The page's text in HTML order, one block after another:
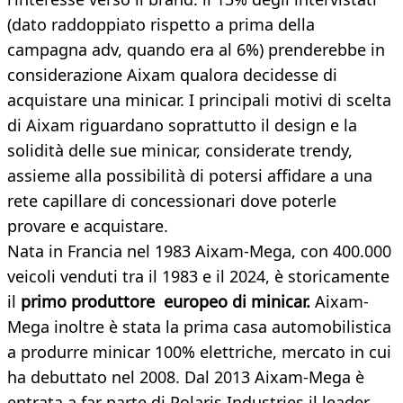
(dato raddoppiato rispetto a prima della
campagna adv, quando era al 6%) prenderebbe in
considerazione Aixam qualora decidesse di
acquistare una minicar. I principali motivi di scelta
di Aixam riguardano soprattutto il design e la
solidità delle sue minicar, considerate trendy,
assieme alla possibilità di potersi affidare a una
rete capillare di concessionari dove poterle
provare e acquistare.
Nata in Francia nel 1983 Aixam-Mega, con 400.000
veicoli venduti tra il 1983 e il 2024, è storicamente
il primo produttore europeo di minicar. Aixam-
Mega inoltre è stata la prima casa automobilistica
a produrre minicar 100% elettriche, mercato in cui
ha debuttato nel 2008. Dal 2013 Aixam-Mega è